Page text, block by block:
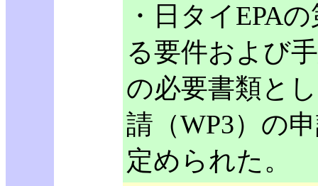
・日タイEPA
る要件および
の必要書類と
請（WP3）の
定められた。